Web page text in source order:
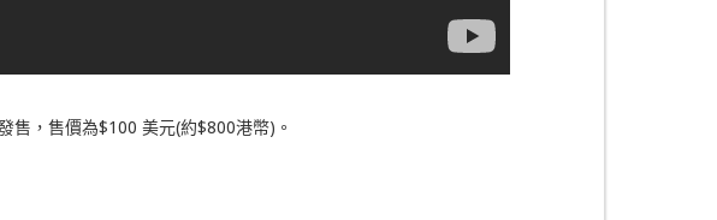
售，售價為$100 美元(約$800港幣)。